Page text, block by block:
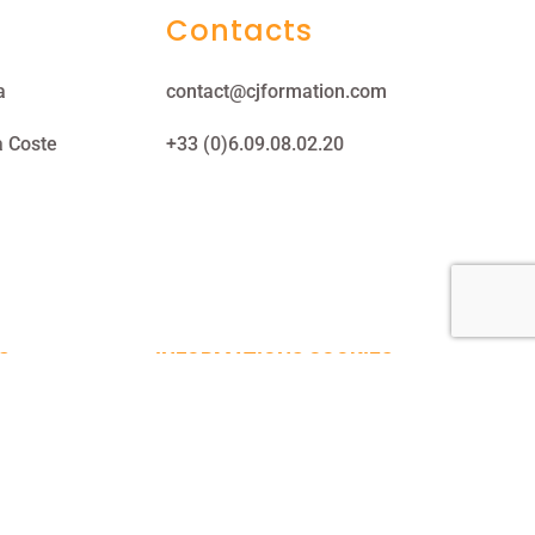
Coste
Contacts
contact@cjformation.com
+33 (0)6.09.08.02.20
INFORMATIONS COOKIES